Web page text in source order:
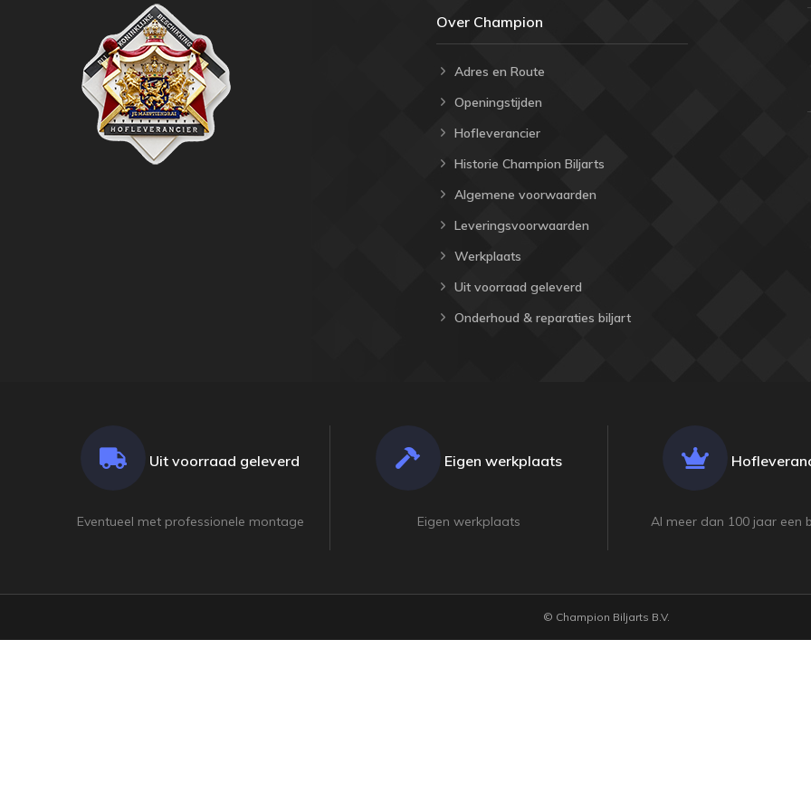
Over Champion
Adres en Route
Openingstijden
Hofleverancier
Historie Champion Biljarts
Algemene voorwaarden
Leveringsvoorwaarden
Werkplaats
Uit voorraad geleverd
Onderhoud & reparaties biljart
Uit voorraad geleverd
Eventueel met professionele montage
Eigen werkplaats
Eigen werkplaats Al meer dan 100 jaar een
© Champion Biljarts B.V.